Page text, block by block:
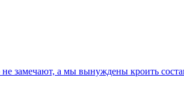
замечают, а мы вынуждены кроить